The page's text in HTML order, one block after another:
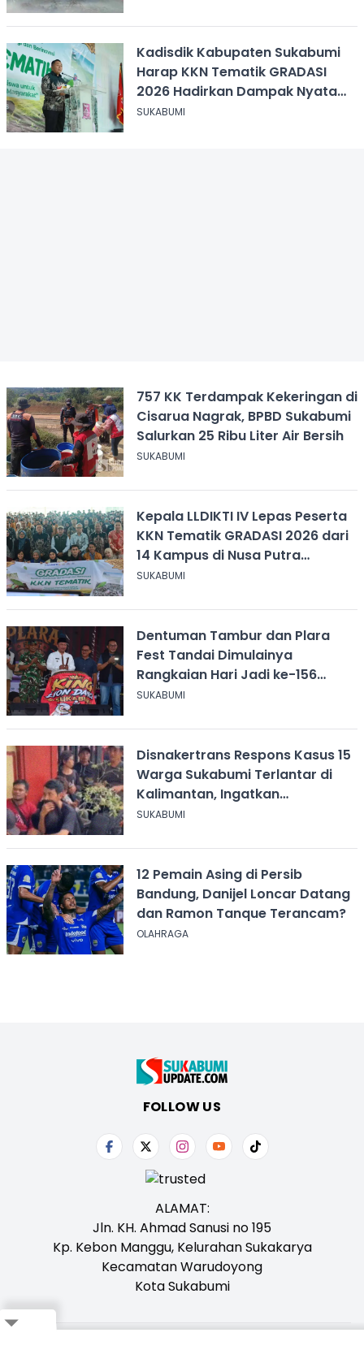
Kadisdik Kabupaten Sukabumi
Harap KKN Tematik GRADASI
2026 Hadirkan Dampak Nyata
bagi Masyarakat
SUKABUMI
757 KK Terdampak Kekeringan di
Cisarua Nagrak, BPBD Sukabumi
Salurkan 25 Ribu Liter Air Bersih
SUKABUMI
Kepala LLDIKTI IV Lepas Peserta
KKN Tematik GRADASI 2026 dari
14 Kampus di Nusa Putra
University
SUKABUMI
Dentuman Tambur dan Plara
Fest Tandai Dimulainya
Rangkaian Hari Jadi ke-156
Kabupaten Sukabumi
SUKABUMI
Disnakertrans Respons Kasus 15
Warga Sukabumi Terlantar di
Kalimantan, Ingatkan
Pentingnya Perjanjian Kerja
SUKABUMI
12 Pemain Asing di Persib
Bandung, Danijel Loncar Datang
dan Ramon Tanque Terancam?
OLAHRAGA
FOLLOW US
ALAMAT:
Jln. KH. Ahmad Sanusi no 195
Kp. Kebon Manggu, Kelurahan Sukakarya
Kecamatan Warudoyong
Kota Sukabumi